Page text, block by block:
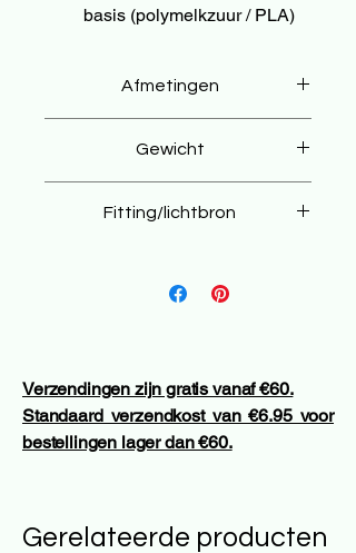
basis (polymelkzuur / PLA)
Afmetingen
Gewicht
Fitting/lichtbron
Verzendingen zijn gratis vanaf €60.
Standaard verzendkost van €6.95 voor
bestellingen lager dan €60.
Gerelateerde producten